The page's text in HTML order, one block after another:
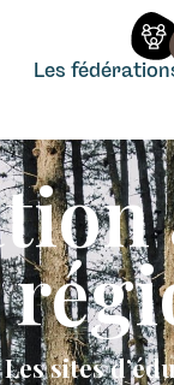
Les
Les sites